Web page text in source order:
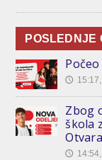
POSLEDNJE
🕔
Zbog
škola
🕔